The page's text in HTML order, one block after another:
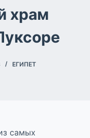
храм
ЕГИПЕТ
самых